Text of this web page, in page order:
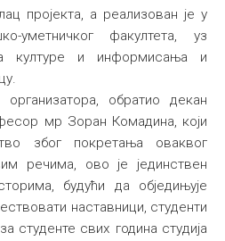
пројекта, а реализован је у
уметничког факултета, уз
културе и информисања и
обратио декан
мр Зоран Комадина, који
због покретања оваквог
речима, ово је јединствен
будући да обједињује
наставници, студенти
студенте свих година студија